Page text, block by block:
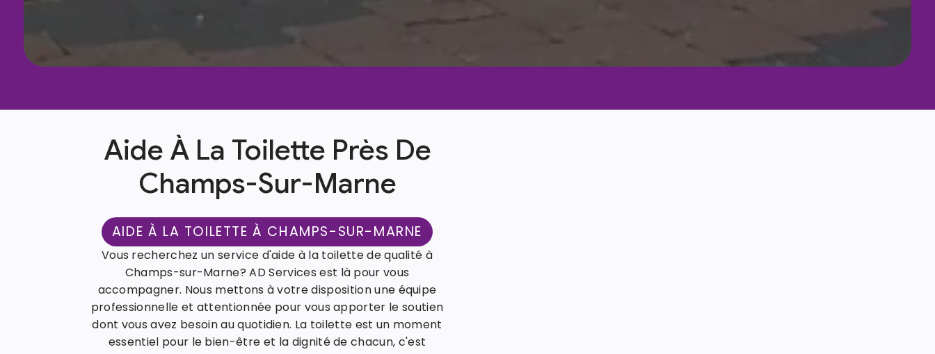
Aide À La Toilette Près De
Champs-Sur-Marne
AIDE À LA TOILETTE À CHAMPS-SUR-MARNE
Vous recherchez un service d'aide à la toilette de qualité à
Champs-sur-Marne? AD Services est là pour vous
accompagner. Nous mettons à votre disposition une équipe
professionnelle et attentionnée pour vous apporter le soutien
dont vous avez besoin au quotidien. La toilette est un moment
essentiel pour le bien-être et la dignité de chacun, c'est